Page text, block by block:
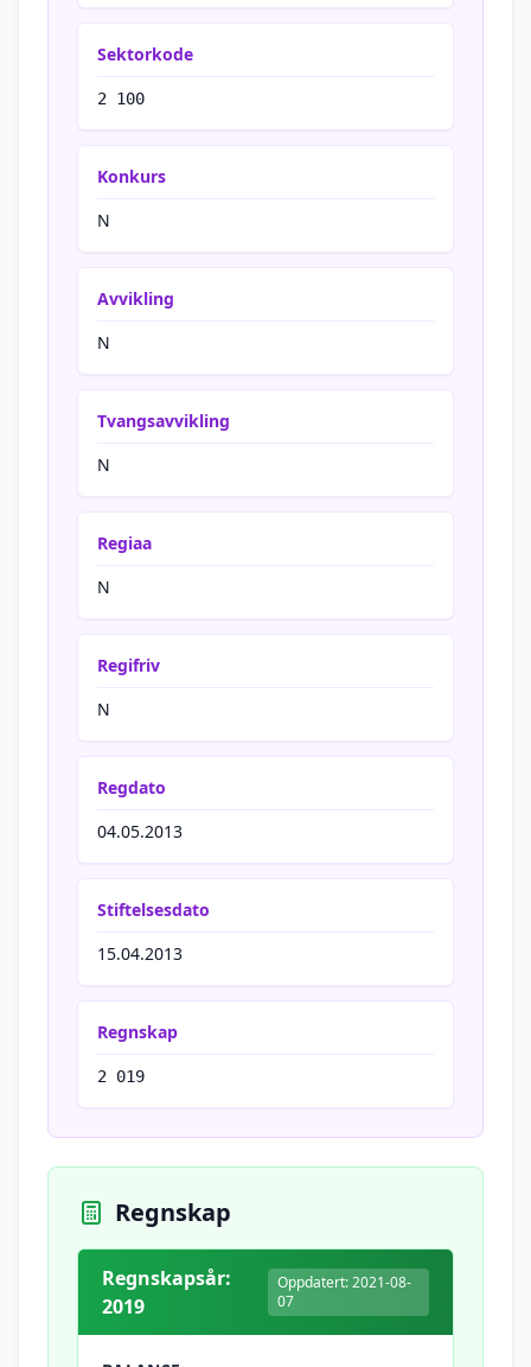
Sektorkode
2 100
Konkurs
N
Avvikling
N
Tvangsavvikling
N
Regiaa
N
Regifriv
N
Regdato
04.05.2013
Stiftelsesdato
15.04.2013
Regnskap
2 019
Regnskap
Regnskapsår:
2019
Oppdatert: 2021-08-
07